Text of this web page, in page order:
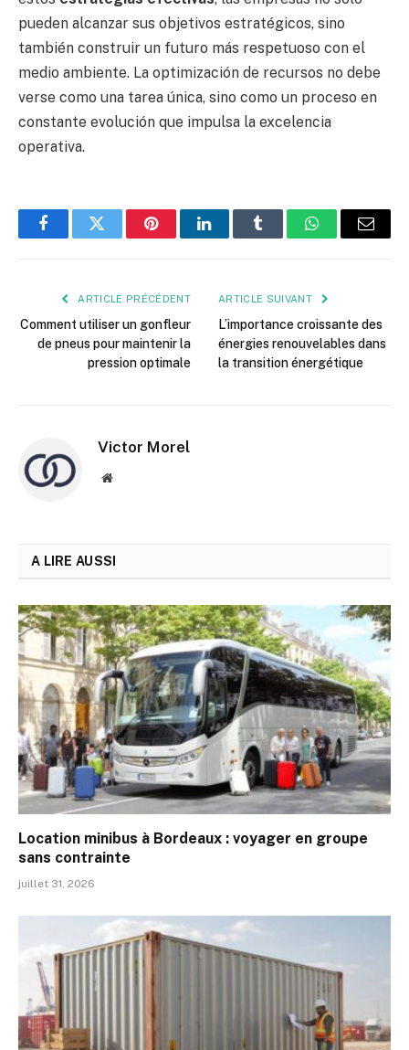
pueden alcanzar sus objetivos estratégicos, sino
también construir un futuro más respetuoso con el
medio ambiente. La optimización de recursos no debe
verse como una tarea única, sino como un proceso en
constante evolución que impulsa la excelencia
operativa.
FacebookTwitter PinterestLinkedInTumblr WhatsApp
E-
ARTICLE PRÉCÉDENT
Comment utiliser un gonfleur
de pneus pour maintenir la
pression optimale
ARTICLE SUIVANT
L’importance croissante des
énergies renouvelables dans
la transition énergétique
Victor Morel
Site
A LIRE AUSSI
Location minibus à Bordeaux : voyager en groupe
sans contrainte
juillet 31, 2026